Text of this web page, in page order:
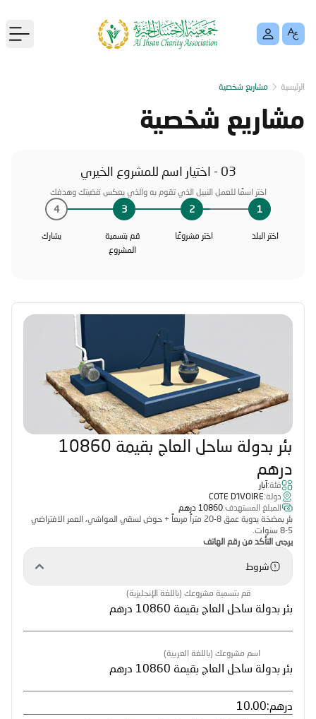
الرئيسية مشاريع شخصية
مشاريع شخصية
03 - اختيار اسم للمشروع الخيري
اختر اسمًا للعمل النبيل الذي تقوم به والذي يعكس قضيتك وهدفك
1
2
3
4
اختر البلد اختر مشروعًا
قم بتسمية
المشروع
يشارك
بئر بدولة ساحل العاج بقيمة 10860
درهم
فئة:آبار
دولة:COTE D'IVOIRE
المبلغ المستهدف:10860 درهم
بئر بمضخة يدوية عمق 8-20 متراً مربعاً + حوض لسقي المواشي، العمر الافتراضي
5-8 سنوات.
يرجى التأكد من رقم الهاتف
شروط
قم بتسمية مشروعك (باللغة الإنجليزية)
اسم مشروعك (باللغة العربية)
درهم: